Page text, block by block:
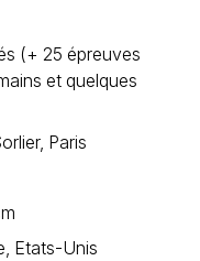
(+ 25 épreuves
et quelques
Paris
Etats-Unis